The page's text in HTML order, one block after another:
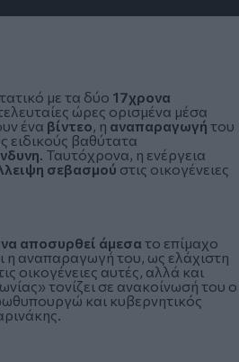
με τα δύο 17χρονα
ώρες ορισμένα μέσα
ένα βίντεο, η αναπαραγωγή του
ειδικούς βαθύτατα
. Ταυτόχρονα, η ενέργεια
σεβασμού στις οικογένειες
να αποσυρθεί άμεσα το επίμαχο
η αναπαραγωγή του, ως ελάχιστη
οικογένειες αυτές, αλλά και
τονίζει σε ανακοίνωσή του ο
και κυβερνητικός
.